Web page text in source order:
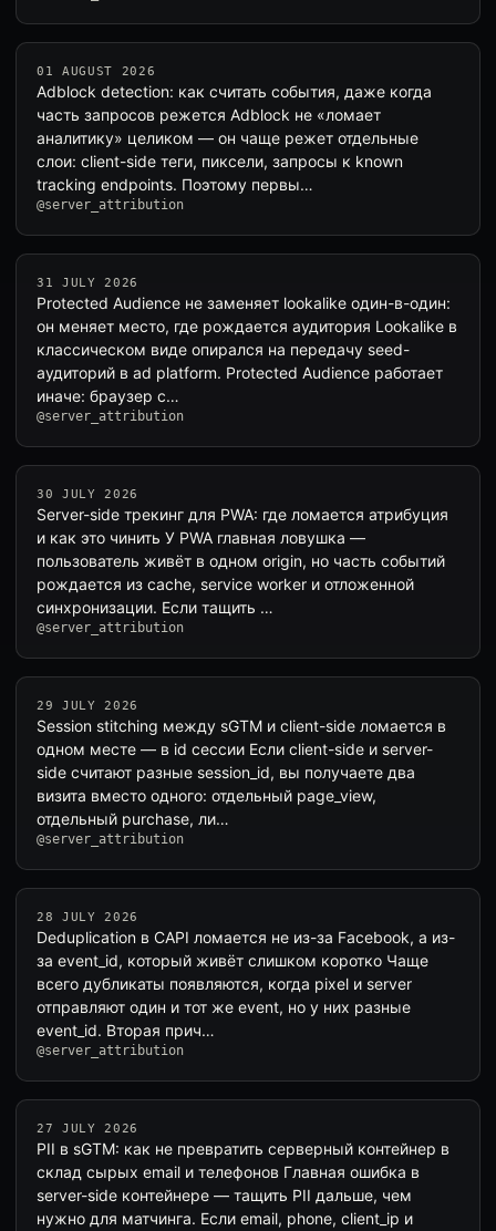
01 AUGUST 2026
Adblock detection: как считать события, даже когда
часть запросов режется Adblock не «ломает
аналитику» целиком — он чаще режет отдельные
слои: client-side теги, пиксели, запросы к known
tracking endpoints. Поэтому первы…
@server_attribution
31 JULY 2026
Protected Audience не заменяет lookalike один-в-один:
он меняет место, где рождается аудитория Lookalike в
классическом виде опирался на передачу seed-
аудиторий в ad platform. Protected Audience работает
иначе: браузер с…
@server_attribution
30 JULY 2026
Server-side трекинг для PWA: где ломается атрибуция
и как это чинить У PWA главная ловушка —
пользователь живёт в одном origin, но часть событий
рождается из cache, service worker и отложенной
синхронизации. Если тащить …
@server_attribution
29 JULY 2026
Session stitching между sGTM и client-side ломается в
одном месте — в id сессии Если client-side и server-
side считают разные session_id, вы получаете два
визита вместо одного: отдельный page_view,
отдельный purchase, ли…
@server_attribution
28 JULY 2026
Deduplication в CAPI ломается не из-за Facebook, а из-
за event_id, который живёт слишком коротко Чаще
всего дубликаты появляются, когда pixel и server
отправляют один и тот же event, но у них разные
event_id. Вторая прич…
@server_attribution
27 JULY 2026
PII в sGTM: как не превратить серверный контейнер в
склад сырых email и телефонов Главная ошибка в
server-side контейнере — тащить PII дальше, чем
нужно для матчинга. Если email, phone, client_ip и